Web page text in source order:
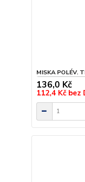
MISKA POLÉV.
136,0 Kč
112,4 Kč bez